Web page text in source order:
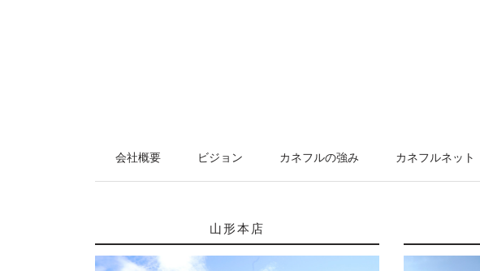
会社概要 ビジョン カネフルの強み カネフルネット
山形本店